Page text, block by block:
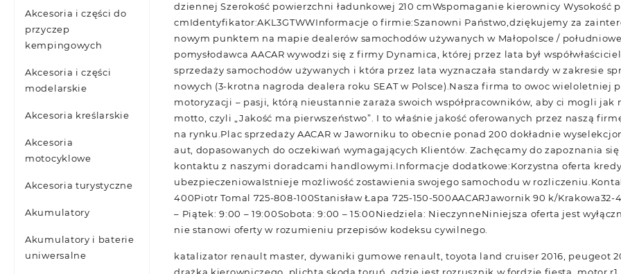
Akcesoria i części do
przyczep
kempingowych
Akcesoria i części
modelarskie
Akcesoria kreślarskie
Akcesoria
motocyklowe
Akcesoria turystyczne
Akumulatory
Akumulatory i baterie
uniwersalne
dziennej Szerokość powierzchni ładunkowej 210 cmWspomaganie kierownicy Wysokość
cmIdentyfikator:AKL3GTWWInformacje o firmie:Szanowni Państwo,dziękujemy za
nowym punktem na mapie dealerów samochodów używanych w Małopolsce /
pomysłodawca AACAR wywodzi się z firmy Dynamica, której przez lata był
sprzedaży samochodów używanych i która przez lata wyznaczała standardy w zakresie
nowych (3-krotna nagroda dealera roku SEAT w Polsce).Nasza firma to owoc wieloletniej
motoryzacji – pasji, którą nieustannie zaraża swoich współpracowników, aby ci mogli jak
motto, czyli „Jakość ma pierwszeństwo”. I to właśnie jakość oferowanych przez naszą
na rynku.Plac sprzedaży AACAR w Jaworniku to obecnie ponad 200 dokładnie
aut, dopasowanych do oczekiwań wymagających Klientów. Zachęcamy do zapoznania
kontaktu z naszymi doradcami handlowymi.Informacje dodatkowe:Korzystna oferta
ubezpieczeniowaIstnieje możliwość zostawienia swojego samochodu w
400Piotr Tomal 725-808-100Stanisław Łapa 725-150-500AACARJawornik 90 k/
– Piątek: 9:00 – 19:00Sobota: 9:00 – 15:00Niedziela: NieczynneNiniejsza oferta jest
nie stanowi oferty w rozumieniu przepisów kodeksu cywilnego.
katalizator renault master, dywaniki gumowe renault, toyota land cruiser 2016, peugeot